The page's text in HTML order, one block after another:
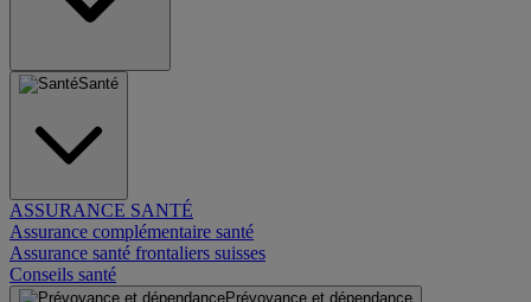
Santé
ASSURANCE SANTÉ
Assurance complémentaire santé
Assurance santé frontaliers suisses
Conseils santé
Prévoyance et dépendance